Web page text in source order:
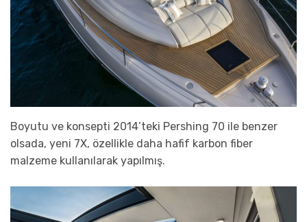
Boyutu ve konsepti 2014’teki Pershing 70 ile benzer
olsada, yeni 7X, özellikle daha hafif karbon fiber
malzeme kullanılarak yapılmış.